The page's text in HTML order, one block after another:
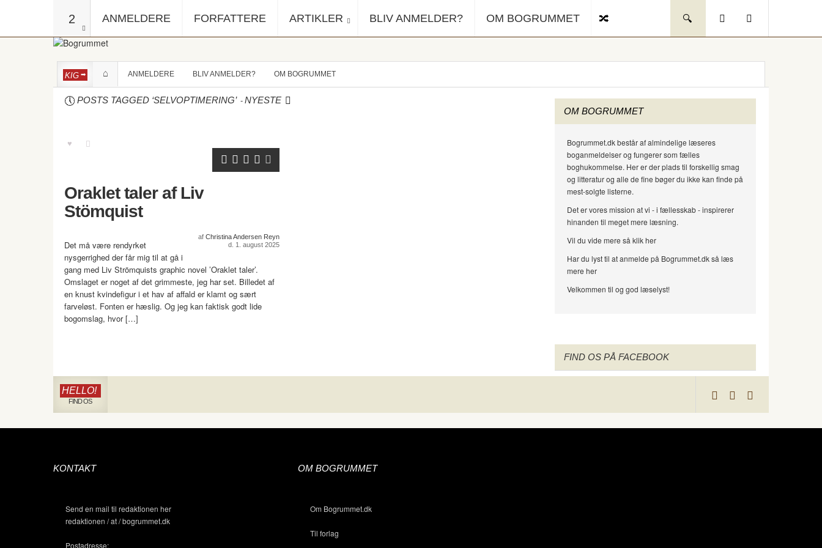
2 ANMELDERE FORFATTERE ARTIKLER BLIV ANMELDER? OM BOGRUMMET
KIG ANMELDERE BLIV ANMELDER? OM BOGRUMMET
POSTS TAGGED ‘SELVOPTIMERING’ -NYESTE
Oraklet taler af Liv
Stömquist
af Christina Andersen Reyn
d. 1. august 2025
Det må være rendyrket
nysgerrighed der får mig til at gå i
gang med Liv Strömquists graphic novel ’Oraklet taler’.
Omslaget er noget af det grimmeste, jeg har set. Billedet af
en knust kvindefigur i et hav af affald er klamt og sært
farveløst. Fonten er hæslig. Og jeg kan faktisk godt lide
bogomslag, hvor […]
OM BOGRUMMET
Bogrummet.dk består af almindelige læseres
boganmeldelser og fungerer som fælles
boghukommelse. Her er der plads til forskellig smag
og litteratur og alle de fine bøger du ikke kan finde på
mest-solgte listerne.
Det er vores mission at vi - i fællesskab - inspirerer
hinanden til meget mere læsning.
Vil du vide mere så klik her
Har du lyst til at anmelde på Bogrummet.dk så læs
mere her
Velkommen til og god læselyst!
FIND OS PÅ FACEBOOK
HELLO!
FIND OS
KONTAKT
Send en mail til redaktionen her
redaktionen / at / bogrummet.dk
Postadresse:
OM BOGRUMMET
Om Bogrummet.dk
Til forlag